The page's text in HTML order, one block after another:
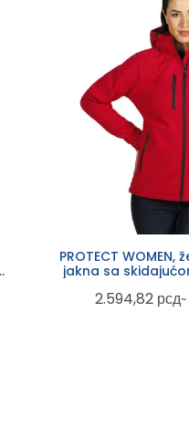
PROTECT
jakna sa
2.594,82 рсд